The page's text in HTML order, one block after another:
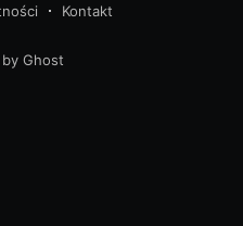
Kontakt
Ghost